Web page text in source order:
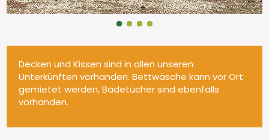
Decken und Kissen sind in allen unseren
Unterkünften vorhanden. Bettwäsche kann vor Ort
gemietet werden, Badetücher sind ebenfalls
vorhanden.